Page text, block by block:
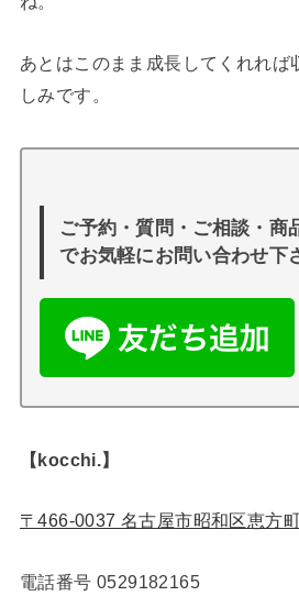
あとはこのまま成長してくれれば
しみです。
ご予約・質問・ご相談・商
でお気軽にお問い合わせ下
【kocchi.】
〒466-0037 名古屋市昭和区恵方
電話番号 0529182165